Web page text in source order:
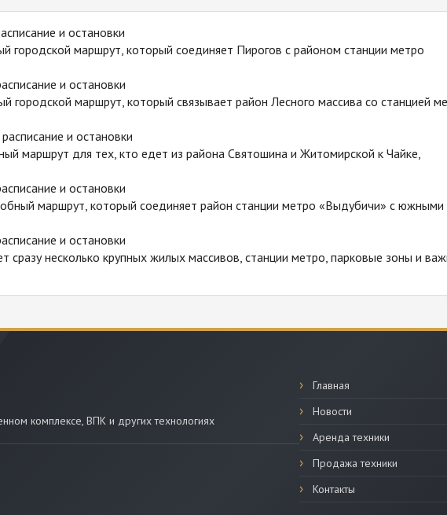
и остановки
маршрут, который соединяет Пирогов с районом станции метро
и остановки
маршрут, который связывает район Лесного массива со станцией
и остановки
маршрут для тех, кто едет из района Святошина и Житомирской к Чайке,
и остановки
маршрут, который соединяет район станции метро «Выдубичи» с южными
и остановки
несколько крупных жилых массивов, станции метро, парковые зоны и
комплексе, ВПК и других технологиях
Главная
Новости
Аренда техники
Продажа техники
Контакты